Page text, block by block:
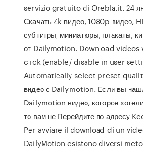
servizio gratuito di Orebla.it. 24
Скачать 4k видео, 1080p видео,
субтитры, миниатюры, плакаты,
от Dailymotion. Download videos
click (enable/ disable in user
Automatically select preset
видео с Dailymotion. Если вы
Dailymotion видео, которое
то вам не Перейдите по адресу
Per avviare il download di un
DailyMotion esistono diversi